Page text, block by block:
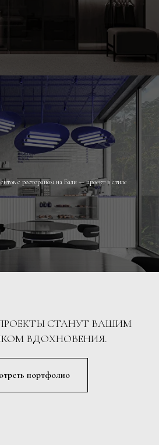
с рестораном на Бали — проект в стиле
СТАНУТ ВАШИМ
ВДОХНОВЕНИЯ.
портфолио